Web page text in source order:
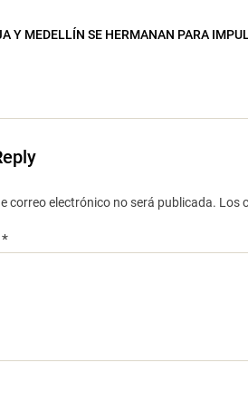
Y MEDELLÍN SE HERMANAN PARA
correo electrónico no será publicada. Los
*